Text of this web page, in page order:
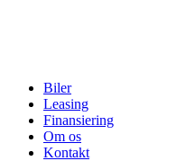
Biler
Leasing
Finansiering
Om os
Kontakt